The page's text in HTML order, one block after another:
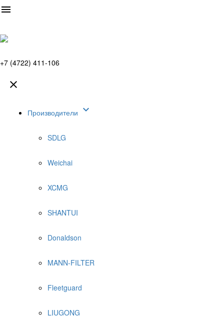

+7 (4722) 411-106

Производители 
SDLG
Weichai
XCMG
SHANTUI
Donaldson
MANN-FILTER
Fleetguard
LIUGONG